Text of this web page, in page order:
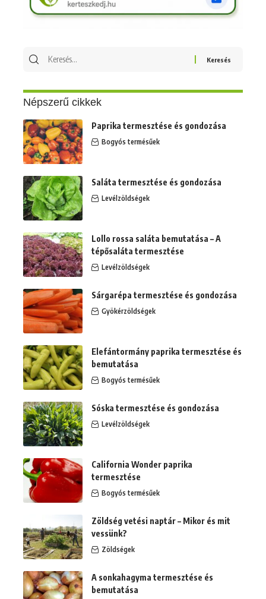
Keresés
Népszerű cikkek
Paprika termesztése és gondozása
Bogyós termésűek
Saláta termesztése és gondozása
Levélzöldségek
Lollo rossa saláta bemutatása – A
tépősaláta termesztése
Levélzöldségek
Sárgarépa termesztése és gondozása
Gyökérzöldségek
Elefántormány paprika termesztése és
bemutatása
Bogyós termésűek
Sóska termesztése és gondozása
Levélzöldségek
California Wonder paprika
termesztése
Bogyós termésűek
Zöldség vetési naptár – Mikor és mit
vessünk?
Zöldségek
A sonkahagyma termesztése és
bemutatása